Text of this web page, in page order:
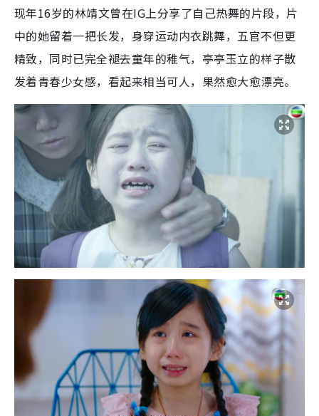
现年16岁的林靖文曾在IG上分享了自己热舞的片段，片
中的她留着一把长发，身穿运动内衣跳舞，五官不但更
精致，同时已完全褪去童年的稚气，亭亭玉立的样子散
发着青春少女感，看起来相当可人，果然愈大愈漂亮。